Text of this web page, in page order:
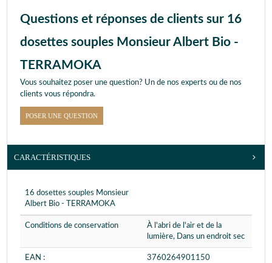
Questions et réponses de clients sur 16
dosettes souples Monsieur Albert Bio -
TERRAMOKA
Vous souhaitez poser une question? Un de nos experts ou de nos
clients vous répondra.
POSER UNE QUESTION
CARACTÉRISTIQUES
16 dosettes souples Monsieur
Albert Bio - TERRAMOKA
Conditions de conservation
À l'abri de l'air et de la
lumière, Dans un endroit sec
EAN : 3760264901150